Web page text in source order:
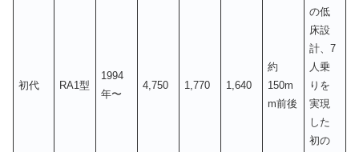
初代 RA1型
1994
年〜
4,750 1,770 1,640
約
150m
m前後
の低
床設
計、7
人乗
りを
実現
した
初の